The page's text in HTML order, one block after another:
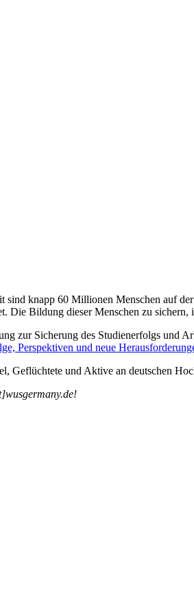
knapp 60 Millionen Menschen auf
Die Bildung dieser Menschen zu sichern,
zur Sicherung des Studienerfolgs und
Perspektiven und neue
Geflüchtete und Aktive an deutschen